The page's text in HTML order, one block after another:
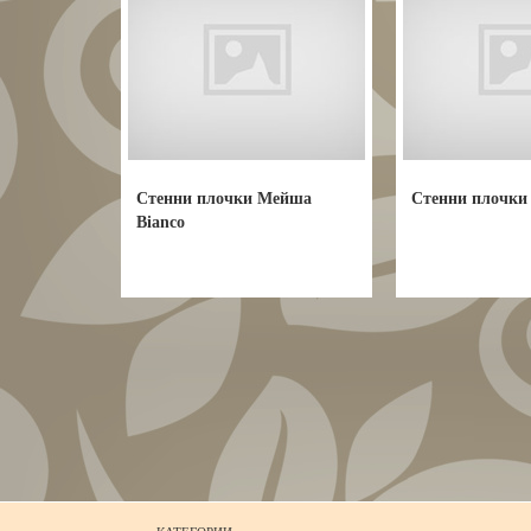
Стенни плочки Мейша
Bianco
Стенни